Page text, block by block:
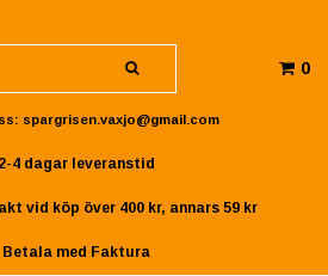
0
spargrisen.vaxjo@gmail.com
2-4 dagar leveranstid
vid köp över 400 kr, annars 59 kr
Betala med Faktura